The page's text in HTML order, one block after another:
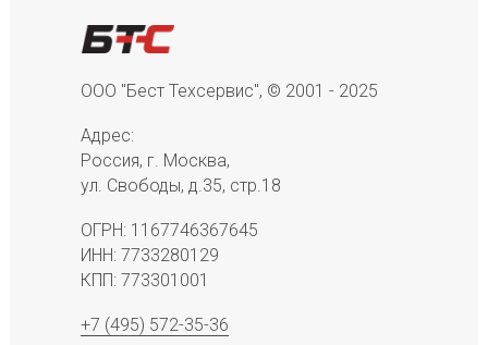
ООО "Бест Техсервис", © 2001 - 2025
Адрес:
Россия, г. Москва,
ул. Свободы, д.35, стр.18
ОГРН: 1167746367645
ИНН: 7733280129
КПП: 773301001
+7 (495) 572-35-36